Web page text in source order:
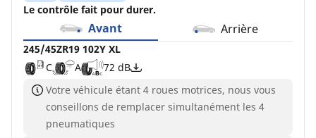
Le contrôle fait pour durer.
Avant Arrière
245/45ZR19 102Y XL
C
A
72 dB
Votre véhicule étant 4 roues motrices, nous vous
conseillons de remplacer simultanément les 4
pneumatiques